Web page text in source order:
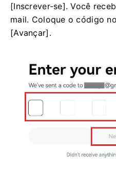
[Inscrever-se]. Você
mail. Coloque o código
[Avançar].